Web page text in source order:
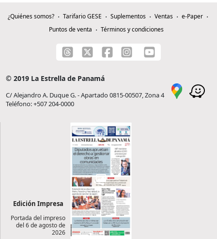
¿Quiénes somos? Tarifario GESE Suplementos Ventas
e-Paper
Puntos de venta
Términos y condiciones
© 2019 La Estrella de Panamá
C/ Alejandro A. Duque G. - Apartado 0815-00507, Zona 4
Teléfono: +507 204-0000
Edición Impresa
Portada del impreso
del 6 de agosto de
2026